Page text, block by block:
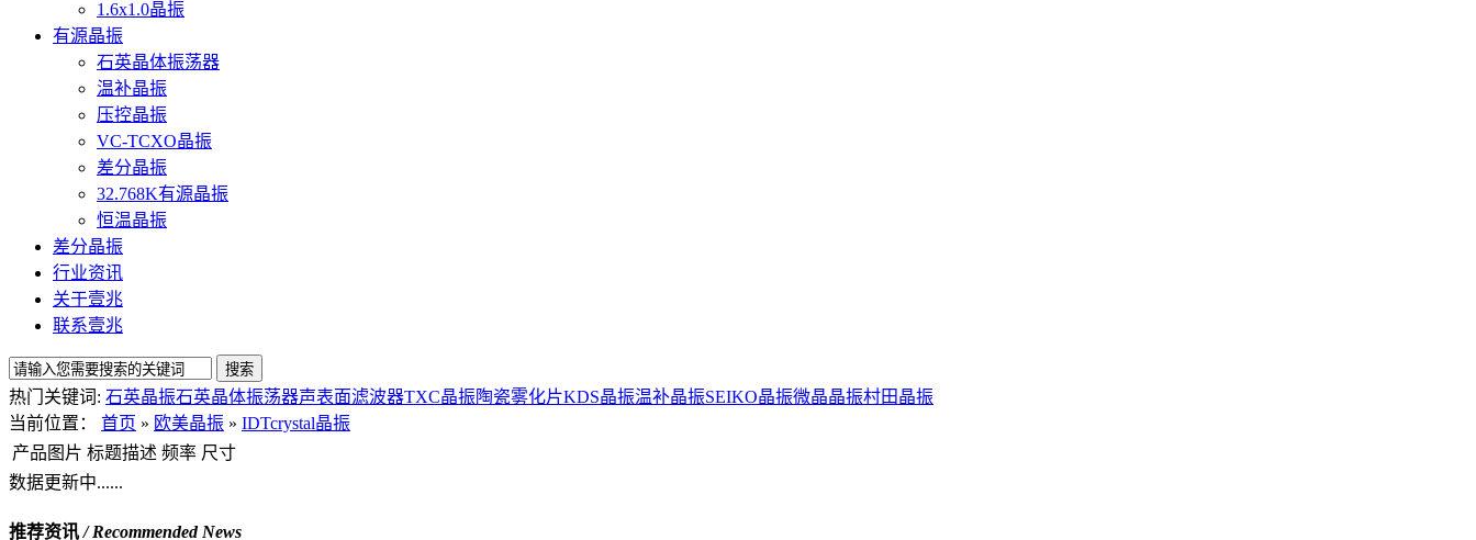
1.6x1.0晶振
有源晶振
石英晶体振荡器
温补晶振
压控晶振
VC-TCXO晶振
差分晶振
32.768K有源晶振
恒温晶振
差分晶振
行业资讯
关于壹兆
联系壹兆
热门关键词: 石英晶振石英晶体振荡器声表面滤波器TXC晶振陶瓷雾化片KDS晶振温补晶振SEIKO晶振微晶晶振村田晶振
当前位置：
首页 » 欧美晶振 » IDTcrystal晶振
产品图片 标题描述 频率 尺寸
数据更新中......
推荐资讯/ Recommended News